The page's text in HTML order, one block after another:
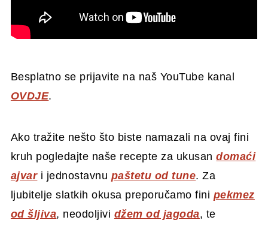
Besplatno se prijavite na naš YouTube kanal
OVDJE.
Ako tražite nešto što biste namazali na ovaj fini
kruh pogledajte naše recepte za ukusandomaći
ajvari jednostavnu paštetu od tune. Za
ljubitelje slatkih okusa preporučamo fini pekmez
od šljiva, neodoljivi džem od jagoda, te